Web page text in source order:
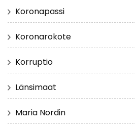
Koronapassi
Koronarokote
Korruptio
Länsimaat
Maria Nordin